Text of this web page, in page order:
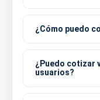
¿Cómo puedo
¿Puedo cotizar
usuarios?